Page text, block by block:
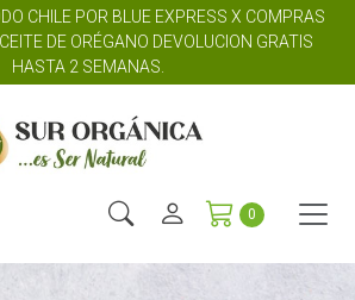
CHILE POR BLUE EXPRESS X COMPRAS
DE ORÉGANO DEVOLUCION GRATIS
HASTA 2 SEMANAS.
0